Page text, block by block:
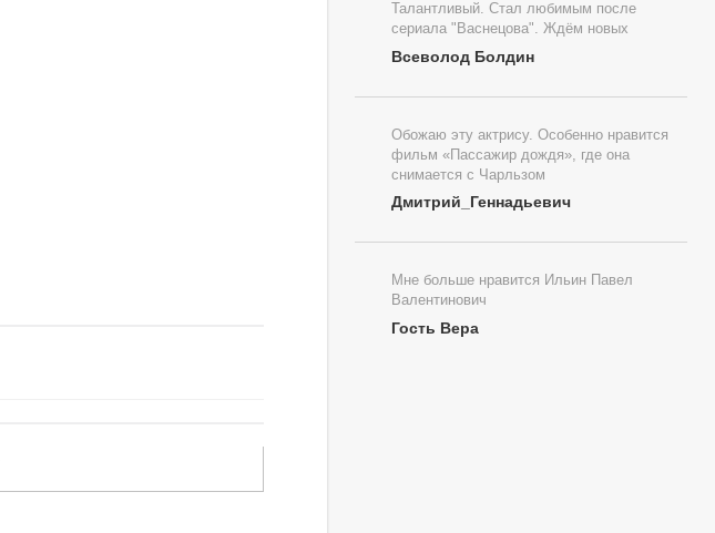
Талантливый. Стал любимым после
сериала "Васнецова". Ждём новых
Всеволод Болдин
Обожаю эту актрису. Особенно нравится
фильм «Пассажир дождя», где она
снимается с Чарльзом
Дмитрий_Геннадьевич
Мне больше нравится Ильин Павел
Валентинович
Гость Вера